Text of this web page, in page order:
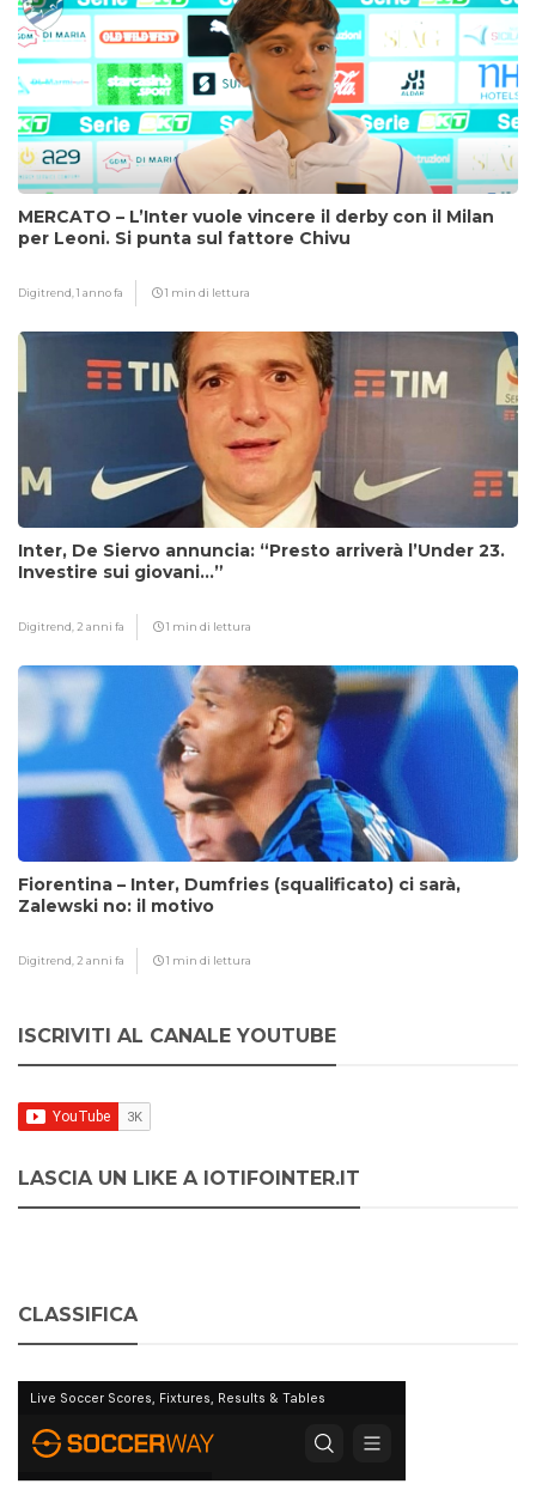
MERCATO – L’Inter vuole vincere il derby con il Milan
per Leoni. Si punta sul fattore Chivu
Digitrend,1 anno fa 1 min di lettura
Inter, De Siervo annuncia: “Presto arriverà l’Under 23.
Investire sui giovani…”
Digitrend, 2 anni fa 1 min di lettura
Fiorentina – Inter, Dumfries (squalificato) ci sarà,
Zalewski no: il motivo
Digitrend, 2 anni fa 1 min di lettura
ISCRIVITI AL CANALE YOUTUBE
LASCIA UN LIKE A IOTIFOINTER.IT
CLASSIFICA